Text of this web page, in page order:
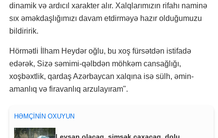
dinamik və ardıcıl xarakter alır. Xalqlarımızın rifahı naminə
sıx əməkdaşlığımızı davam etdirməyə hazır olduğumuzu
bildiririk.
Hörmətli İlham Heydər oğlu, bu xoş fürsətdən istifadə
edərək, Sizə səmimi-qəlbdən möhkəm cansağlığı,
xoşbəxtlik, qardaş Azərbaycan xalqına isə sülh, əmin-
amanlıq və firavanlıq arzulayıram".
HƏMÇININ OXUYUN
Leysan olacaq, şimşək çaxacaq, dolu